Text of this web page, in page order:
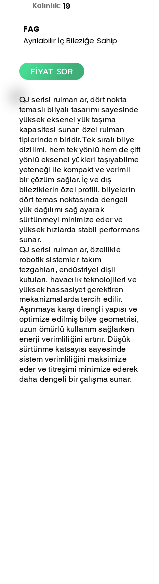
Kalınlık: 19
FAG
Ayrılabilir İç Bileziğe Sahip
FİYAT SOR
QJ serisi rulmanlar, dört nokta
temaslı bilyalı tasarımı sayesinde
yüksek eksenel yük taşıma
kapasitesi sunan özel rulman
tiplerinden biridir. Tek sıralı bilye
dizilimi, hem tek yönlü hem de çift
yönlü eksenel yükleri taşıyabilme
yeteneği ile kompakt ve verimli
bir çözüm sağlar. İç ve dış
bileziklerin özel profili, bilyelerin
dört temas noktasında dengeli
yük dağılımı sağlayarak
sürtünmeyi minimize eder ve
yüksek hızlarda stabil performans
sunar.
QJ serisi rulmanlar, özellikle
robotik sistemler, takım
tezgahları, endüstriyel dişli
kutuları, havacılık teknolojileri ve
yüksek hassasiyet gerektiren
mekanizmalarda tercih edilir.
Aşınmaya karşı dirençli yapısı ve
optimize edilmiş bilye geometrisi,
uzun ömürlü kullanım sağlarken
enerji verimliliğini artırır. Düşük
sürtünme katsayısı sayesinde
sistem verimliliğini maksimize
eder ve titreşimi minimize ederek
daha dengeli bir çalışma sunar.